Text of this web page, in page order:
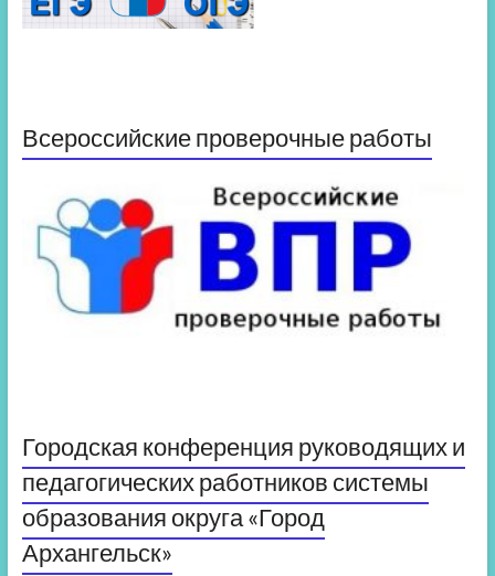
Всероссийские проверочные работы
Городская конференция руководящих и
педагогических работников системы
образования округа «Город
Архангельск»